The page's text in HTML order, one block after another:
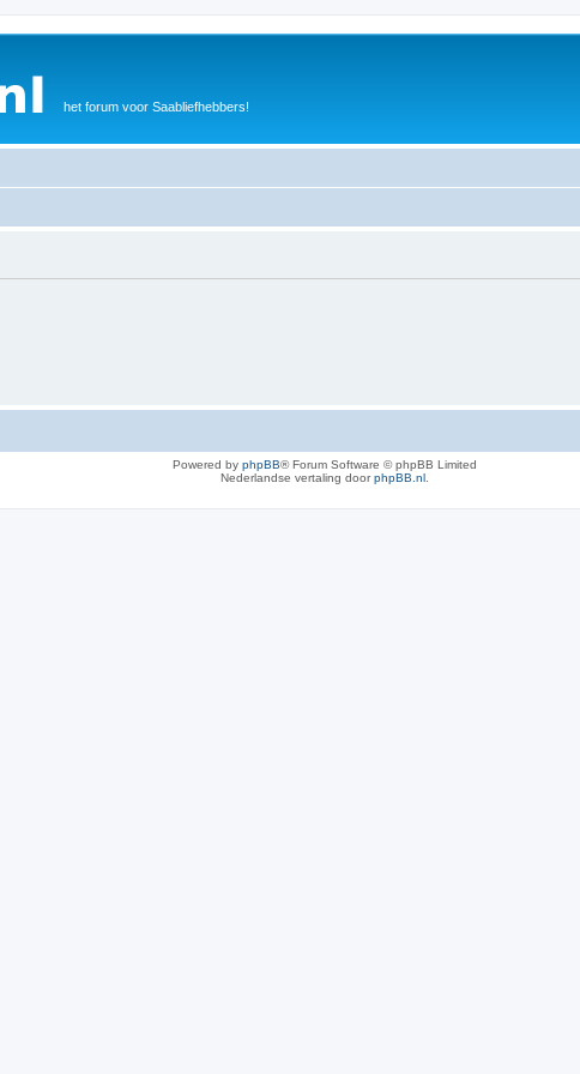
het forum voor Saabliefhebbers!
Powered by phpBB® Forum Software © phpBB Limited
Nederlandse vertaling doorphpBB.nl